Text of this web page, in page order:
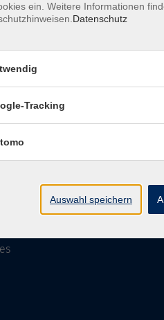
Reihen
ein. Weitere Informationen
Datenschutz
Tracking
Auswahl speichern